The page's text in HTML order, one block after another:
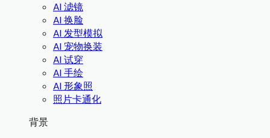
AI 滤镜
AI 换脸
AI 发型模拟
AI 宠物换装
AI 试穿
AI 手绘
AI 形象照
照片卡通化
背景